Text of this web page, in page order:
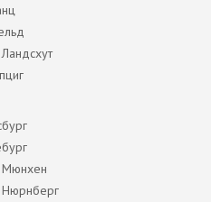
Мюнхен
Нюрнберг